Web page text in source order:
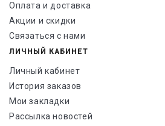
Оплата и доставка
Акции и скидки
Связаться с нами
ЛИЧНЫЙ КАБИНЕТ
Личный кабинет
История заказов
Мои закладки
Рассылка новостей